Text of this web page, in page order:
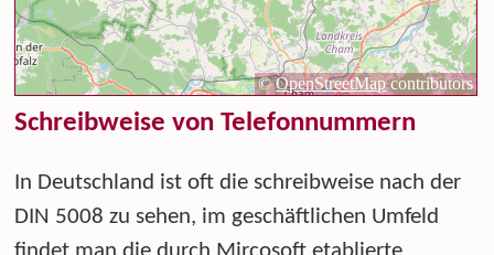
Schreibweise von Telefonnummern
In Deutschland ist oft die schreibweise nach der
DIN 5008 zu sehen, im geschäftlichen Umfeld